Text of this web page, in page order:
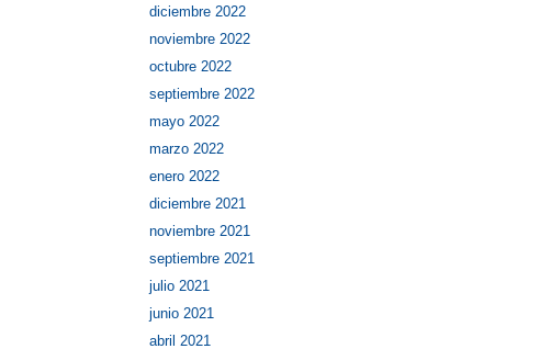
diciembre 2022
noviembre 2022
octubre 2022
septiembre 2022
mayo 2022
marzo 2022
enero 2022
diciembre 2021
noviembre 2021
septiembre 2021
julio 2021
junio 2021
abril 2021